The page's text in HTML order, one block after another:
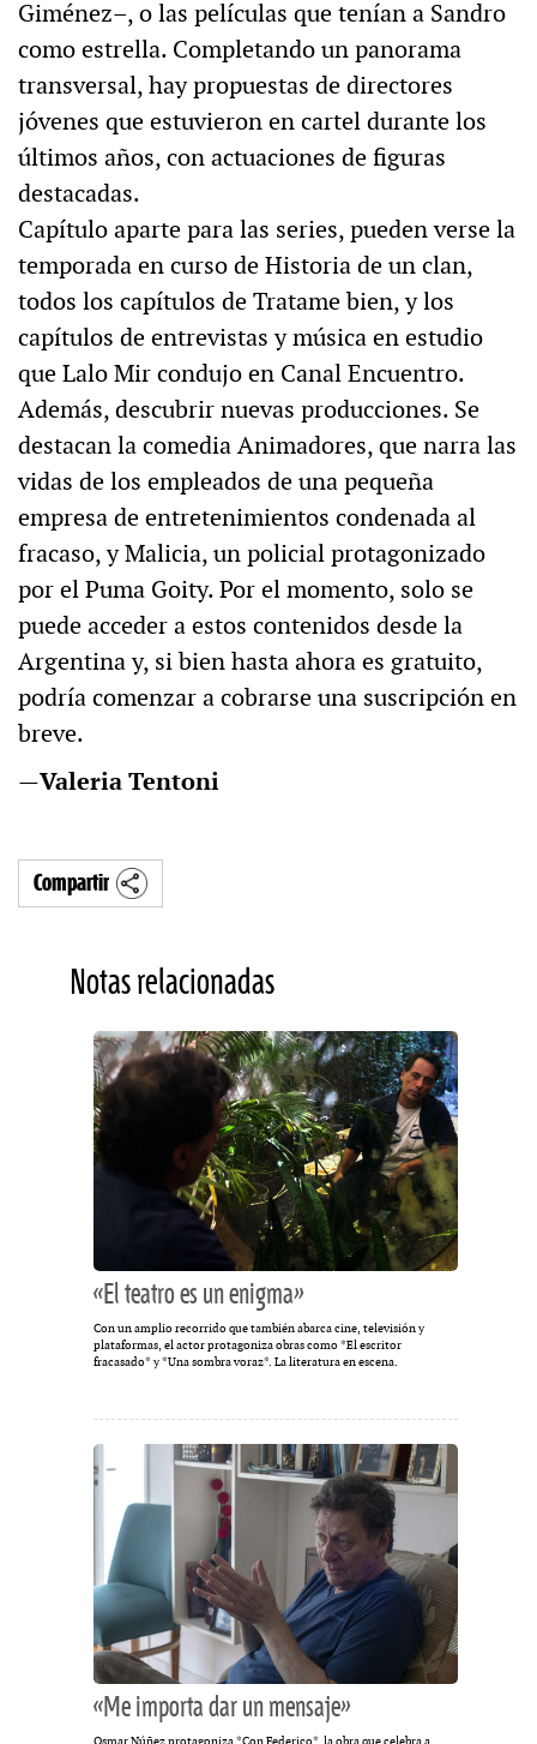
Giménez–, o las películas que tenían a Sandro
como estrella. Completando un panorama
transversal, hay propuestas de directores
jóvenes que estuvieron en cartel durante los
últimos años, con actuaciones de figuras
destacadas.
Capítulo aparte para las series, pueden verse la
temporada en curso de Historia de un clan,
todos los capítulos de Tratame bien, y los
capítulos de entrevistas y música en estudio
que Lalo Mir condujo en Canal Encuentro.
Además, descubrir nuevas producciones. Se
destacan la comedia Animadores, que narra las
vidas de los empleados de una pequeña
empresa de entretenimientos condenada al
fracaso, y Malicia, un policial protagonizado
por el Puma Goity. Por el momento, solo se
puede acceder a estos contenidos desde la
Argentina y, si bien hasta ahora es gratuito,
podría comenzar a cobrarse una suscripción en
breve.
—Valeria Tentoni
Compartir
Notas relacionadas
«El teatro es un enigma»
Con un amplio recorrido que también abarca cine, televisión y
plataformas, el actor protagoniza obras como *El escritor
fracasado* y *Una sombra voraz*. La literatura en escena.
«Me importa dar un mensaje»
Osmar Núñez protagoniza *Con Federico*, la obra que celebra a